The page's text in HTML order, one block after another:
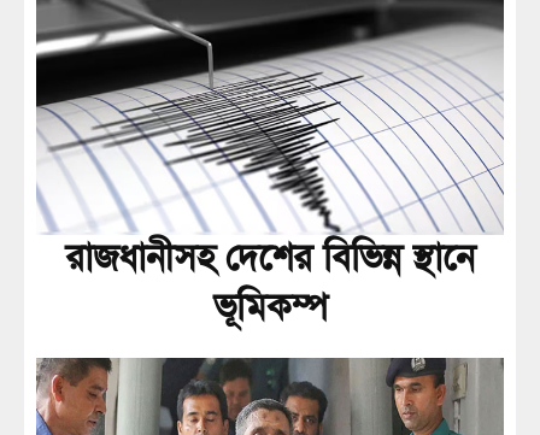
রাজধানীসহ দেশের বিভিন্ন স্থানে
ভূমিকম্প